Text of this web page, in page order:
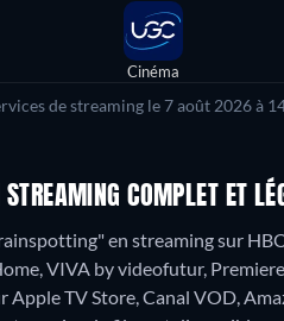
Cinéma
de streaming le7 août 2026à
STREAMING COMPLET ET
en streaming sur
VIVA by videofutur,
Apple TV Store, Canal VOD,